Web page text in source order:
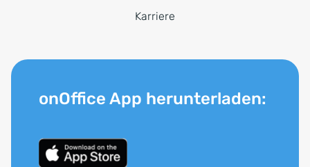
Karriere
onOffice App herunterladen: